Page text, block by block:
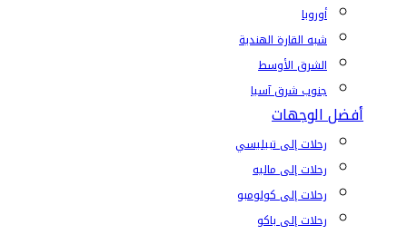
أوروبا
شبه القارة الهندية
الشرق الأوسط
جنوب شرق آسيا
أفضل الوجهات
رحلات إلى تبيليسي
رحلات إلى ماليه
رحلات إلى كولومبو
رحلات إلى باكو